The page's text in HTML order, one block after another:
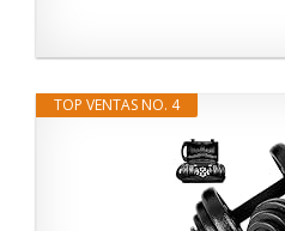
TOP VENTAS NO. 4